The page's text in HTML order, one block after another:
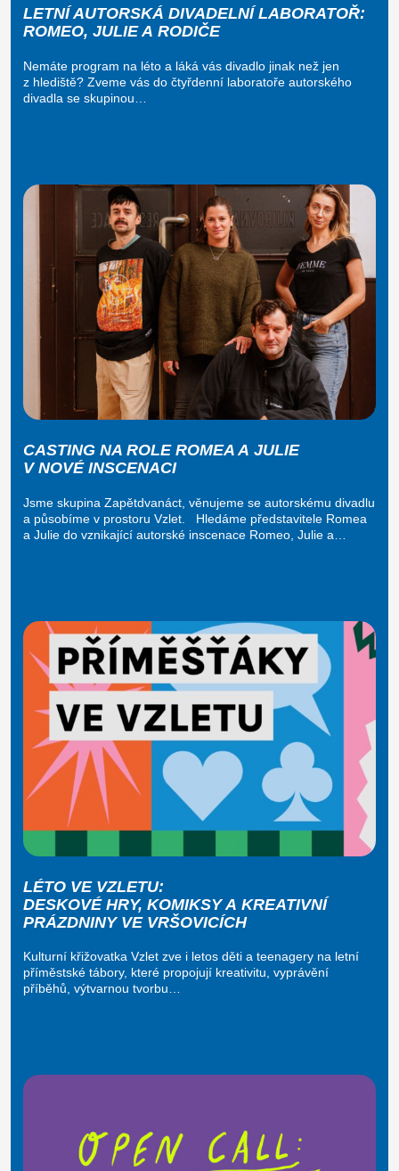
LETNÍ AUTORSKÁ DIVADELNÍ LABORATOŘ:
ROMEO, JULIE A RODIČE
Nemáte program na léto a láká vás divadlo jinak než jen
z hlediště? Zveme vás do čtyřdenní laboratoře autorského
divadla se skupinou…
CASTING NA ROLE ROMEA A JULIE
V NOVÉ INSCENACI
Jsme skupina Zapětdvanáct, věnujeme se autorskému divadlu
a působíme v prostoru Vzlet. Hledáme představitele Romea
a Julie do vznikající autorské inscenace Romeo, Julie a…
LÉTO VE VZLETU:
DESKOVÉ HRY, KOMIKSY A KREATIVNÍ
PRÁZDNINY VE VRŠOVICÍCH
Kulturní křižovatka Vzlet zve i letos děti a teenagery na letní
příměstské tábory, které propojují kreativitu, vyprávění
příběhů, výtvarnou tvorbu…